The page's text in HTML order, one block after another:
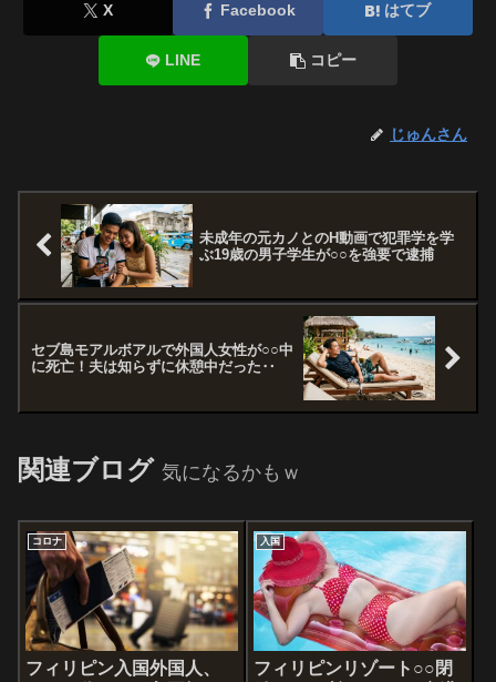
X Facebook はてブ
LINE コピー
じゅんさん
未成年の元カノとのH動画で犯罪学を学
ぶ19歳の男子学生が○○を強要で逮捕
セブ島モアルボアルで外国人女性が○○中
に死亡！夫は知らずに休憩中だった‥
関連ブログ 気になるかもｗ
コロナ
フィリピン入国外国人、
入国
フィリピンリゾート○○閉